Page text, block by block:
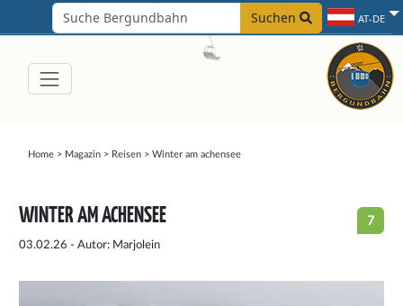
Suchen AT-DE
Home> Magazin> Reisen> Winter am achensee
WINTER AM ACHENSEE
03.02.26 - Autor: Marjolein
7